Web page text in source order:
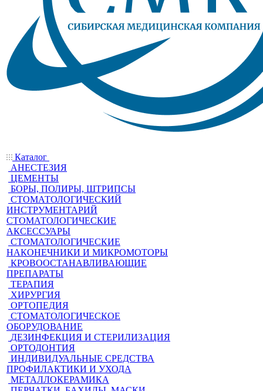
Каталог
АНЕСТЕЗИЯ
ЦЕМЕНТЫ
БОРЫ, ПОЛИРЫ, ШТРИПСЫ
СТОМАТОЛОГИЧЕСКИЙ
ИНСТРУМЕНТАРИЙ
СТОМАТОЛОГИЧЕСКИЕ
АКСЕССУАРЫ
СТОМАТОЛОГИЧЕСКИЕ
НАКОНЕЧНИКИ И МИКРОМОТОРЫ
КРОВООСТАНАВЛИВАЮЩИЕ
ПРЕПАРАТЫ
ТЕРАПИЯ
ХИРУРГИЯ
ОРТОПЕДИЯ
СТОМАТОЛОГИЧЕСКОЕ
ОБОРУДОВАНИЕ
ДЕЗИНФЕКЦИЯ И СТЕРИЛИЗАЦИЯ
ОРТОДОНТИЯ
ИНДИВИДУАЛЬНЫЕ СРЕДСТВА
ПРОФИЛАКТИКИ И УХОДА
МЕТАЛЛОКЕРАМИКА